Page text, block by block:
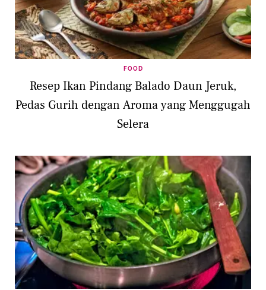
FOOD
Resep Ikan Pindang Balado Daun Jeruk,
Pedas Gurih dengan Aroma yang Menggugah
Selera